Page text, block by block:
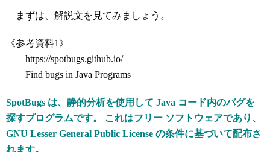
まずは、解説文を見てみましょう。
《参考資料1》
https://spotbugs.github.io/
Find bugs in Java Programs
SpotBugs は、静的分析を使用して Java コード内のバグを
探すプログラムです。 これはフリー ソフトウェアであり、
GNU Lesser General Public License の条件に基づいて配布さ
れます。